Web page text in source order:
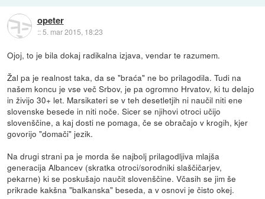
opeter
::5. mar 2015, 18:23
Ojoj, to je bila dokaj radikalna izjava, vendar te razumem.
Žal pa je realnost taka, da se "braća" ne bo prilagodila. Tudi na
našem koncu je vse več Srbov, je pa ogromno Hrvatov, ki tu delajo
in živijo 30+ let. Marsikateri se v teh desetletjih ni naučil niti ene
slovenske besede in niti noče. Sicer se njihovi otroci učijo
slovenščine, a kaj dosti ne pomaga, če se obračajo v krogih, kjer
govorijo "domači" jezik.
Na drugi strani pa je morda še najbolj prilagodljiva mlajša
generacija Albancev (skratka otroci/sorodniki slaščičarjev,
pekarne) ki se poskušajo naučit slovenščine. Včasih se jim še
prikrade kakšna "balkanska" beseda, a v osnovi je čisto okej.